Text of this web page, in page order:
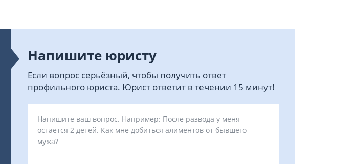
Напишите юристу
Если вопрос серьёзный, чтобы получить ответ
профильного юриста. Юрист ответит в течении 15 минут!